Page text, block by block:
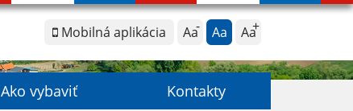
Mobilná aplikácia Aa Aa Aa
Ako vybaviť Kontakty